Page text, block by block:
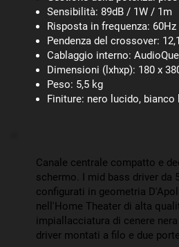
Sensibilità: 89dB / 1W / 1m
Risposta in frequenza:
Pendenza del crossover:
Cablaggio interno:
Dimensioni (lxhxp): 180 x
Peso: 5,5 kg
Finiture: nero lucido, bianco
Canale centrale compatto e
schermo. I mid bass driver da
configurati in geometria
nell'Home Theater di alta
impiallacciatura di cenere
driver montati a filo e due